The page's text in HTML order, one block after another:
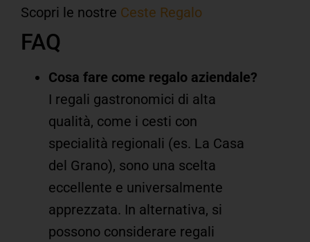
Scopri le nostre Ceste Regalo
FAQ
Cosa fare come regalo aziendale?
I regali gastronomici di alta
qualità, come i cesti con
specialità regionali (es. La Casa
del Grano), sono una scelta
eccellente e universalmente
apprezzata. In alternativa, si
possono considerare regali